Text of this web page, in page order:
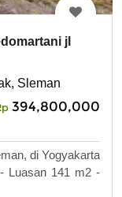
jl
Sleman
394,800,000
di Yogyakarta
Luasan 141 m2 -